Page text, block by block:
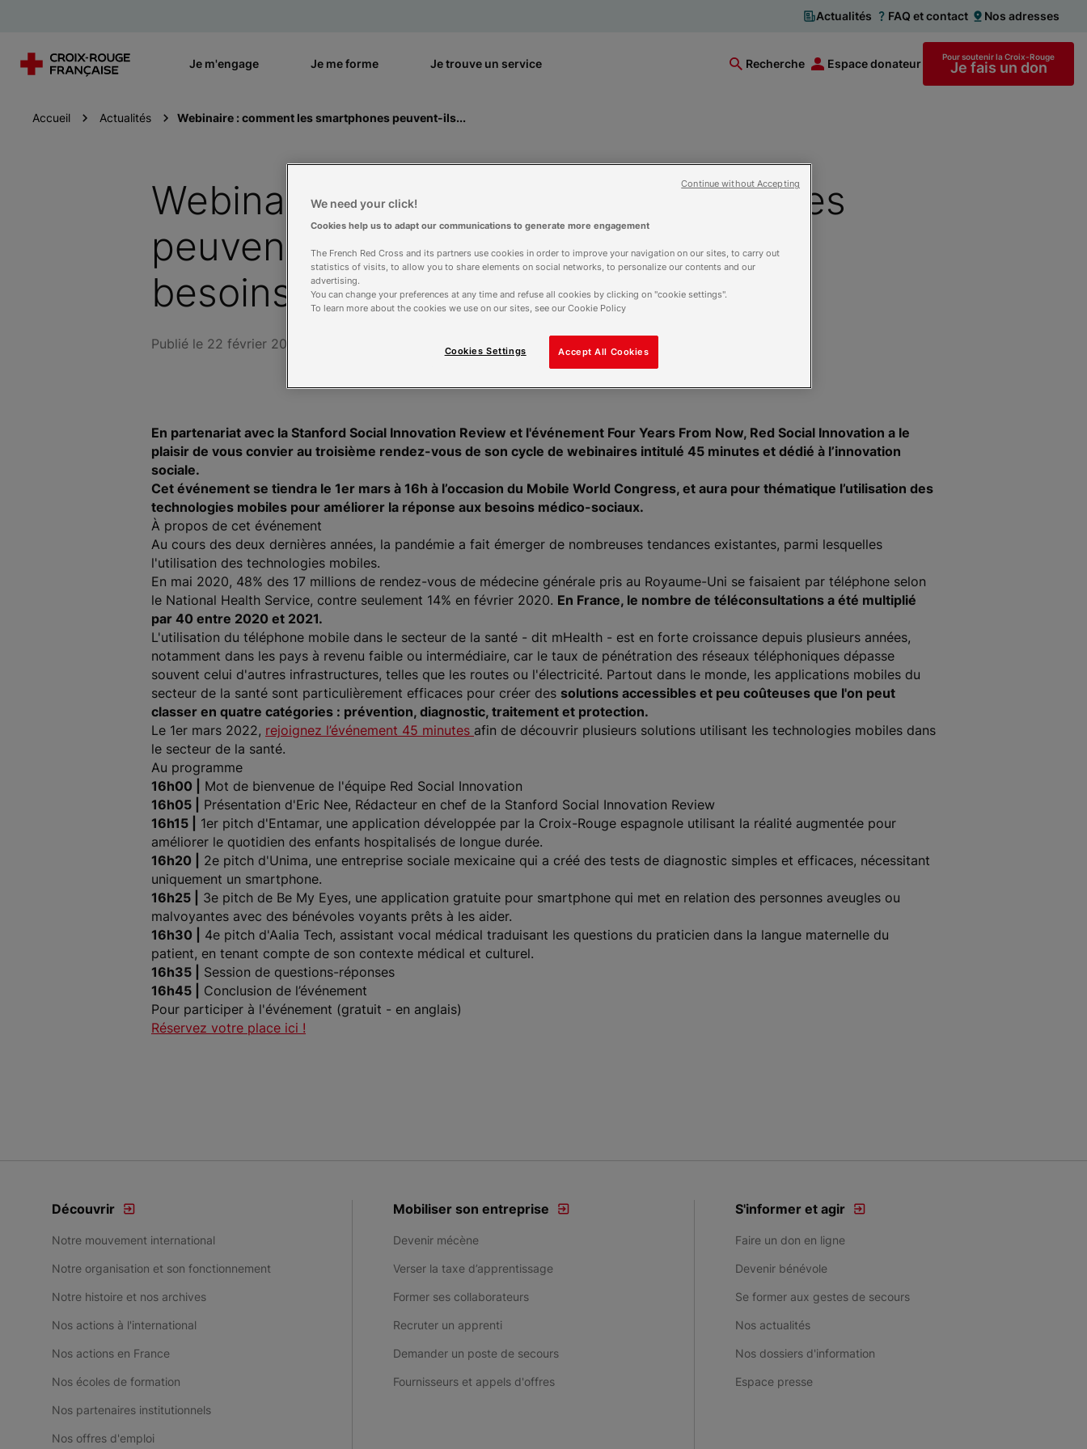
Actualités FAQ et contact Nos adresses
Je m'engage Je me forme Je trouve un service Recherche Espace donateur Pour soutenir la Croix-Rouge
Je fais un don
Accueil Actualités Webinaire : comment les smartphones peuvent-ils...
Webinaire : comment les smartphones
peuvent-ils améliorer la réponse aux
besoins médico-sociaux ?
Publié le 22 février 2022
En partenariat avec la Stanford Social Innovation Review et l'événement Four Years From Now, Red Social Innovation a le
plaisir de vous convier au troisième rendez-vous de son cycle de webinaires intitulé 45 minutes et dédié à l’innovation
sociale.
Cet événement se tiendra le 1er mars à 16h à l’occasion du Mobile World Congress, et aura pour thématique l’utilisation des
technologies mobiles pour améliorer la réponse aux besoins médico-sociaux.
À propos de cet événement
Au cours des deux dernières années, la pandémie a fait émerger de nombreuses tendances existantes, parmi lesquelles
l'utilisation des technologies mobiles.
En mai 2020, 48% des 17 millions de rendez-vous de médecine générale pris au Royaume-Uni se faisaient par téléphone selon
le National Health Service, contre seulement 14% en février 2020. En France, le nombre de téléconsultations a été multiplié
par 40 entre 2020 et 2021.
L'utilisation du téléphone mobile dans le secteur de la santé - dit mHealth - est en forte croissance depuis plusieurs années,
notamment dans les pays à revenu faible ou intermédiaire, car le taux de pénétration des réseaux téléphoniques dépasse
souvent celui d'autres infrastructures, telles que les routes ou l'électricité. Partout dans le monde, les applications mobiles du
secteur de la santé sont particulièrement efficaces pour créer des solutions accessibles et peu coûteuses que l'on peut
classer en quatre catégories : prévention, diagnostic, traitement et protection.
Le 1er mars 2022, rejoignez l’événement 45 minutes afin de découvrir plusieurs solutions utilisant les technologies mobiles dans
le secteur de la santé.
Au programme
16h00 |
Mot de bienvenue de l'équipe Red Social Innovation
16h05 |
Présentation d'Eric Nee, Rédacteur en chef de la Stanford Social Innovation Review
16h15 |
1er pitch d'Entamar, une application développée par la Croix-Rouge espagnole utilisant la réalité augmentée pour
améliorer le quotidien des enfants hospitalisés de longue durée.
16h20 |
2e pitch d'Unima, une entreprise sociale mexicaine qui a créé des tests de diagnostic simples et efficaces, nécessitant
uniquement un smartphone.
16h25 |
3e pitch de Be My Eyes, une application gratuite pour smartphone qui met en relation des personnes aveugles ou
malvoyantes avec des bénévoles voyants prêts à les aider.
16h30 |
4e pitch d'Aalia Tech, assistant vocal médical traduisant les questions du praticien dans la langue maternelle du
patient, en tenant compte de son contexte médical et culturel.
16h35 |
Session de questions-réponses
16h45 |
Conclusion de l’événement
Pour participer à l'événement (gratuit - en anglais)
Réservez votre place ici !
Découvrir
Notre mouvement international
Notre organisation et son fonctionnement
Notre histoire et nos archives
Nos actions à l'international
Nos actions en France
Nos écoles de formation
Nos partenaires institutionnels
Nos offres d'emploi
Mobiliser son entreprise
Devenir mécène
Verser la taxe d’apprentissage
Former ses collaborateurs
Recruter un apprenti
Demander un poste de secours
Fournisseurs et appels d'offres
S'informer et agir
Faire un don en ligne
Devenir bénévole
Se former aux gestes de secours
Nos actualités
Nos dossiers d'information
Espace presse
We need your click!
Cookies help us to adapt our communications to generate more engagement
The French Red Cross and its partners use cookies in order to improve your navigation on our sites, to carry out
statistics of visits, to allow you to share elements on social networks, to personalize our contents and our
advertising.
You can change your preferences at any time and refuse all cookies by clicking on "cookie settings".
To learn more about the cookies we use on our sites, see our Cookie Policy
Accept All Cookies
Cookies Settings
Continue without Accepting